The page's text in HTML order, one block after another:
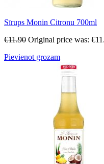
Sīrups Monin Citronu 700ml
€11.90 Original price was:
Pievienot grozam